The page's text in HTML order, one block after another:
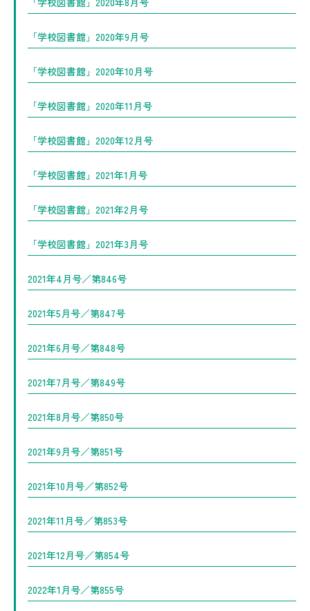
「学校図書館」2020年9月号
「学校図書館」2020年10月号
「学校図書館」2020年11月号
「学校図書館」2020年12月号
「学校図書館」2021年1月号
「学校図書館」2021年2月号
「学校図書館」2021年3月号
2021年4月号／第846号
2021年5月号／第847号
2021年6月号／第848号
2021年7月号／第849号
2021年8月号／第850号
2021年9月号／第851号
2021年10月号／第852号
2021年11月号／第853号
2021年12月号／第854号
2022年1月号／第855号